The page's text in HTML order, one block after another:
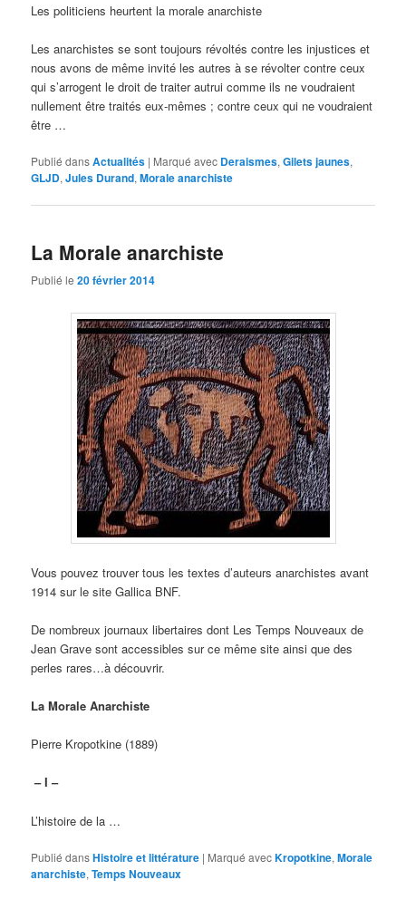
Les politiciens heurtent la morale anarchiste
Les anarchistes se sont toujours révoltés contre les injustices et
nous avons de même invité les autres à se révolter contre ceux
qui s’arrogent le droit de traiter autrui comme ils ne voudraient
nullement être traités eux-mêmes ; contre ceux qui ne voudraient
être …
Publié dansActualités | Marqué avec Deraismes,Gilets jaunes,
GLJD,Jules Durand,Morale anarchiste
La Morale anarchiste
Publié le20 février 2014
Vous pouvez trouver tous les textes d’auteurs anarchistes avant
1914 sur le site Gallica BNF.
De nombreux journaux libertaires dont Les Temps Nouveaux de
Jean Grave sont accessibles sur ce même site ainsi que des
perles rares…à découvrir.
La Morale Anarchiste
Pierre Kropotkine (1889)
– I –
L’histoire de la …
Publié dansHistoire et littérature | Marqué avecKropotkine,Morale
anarchiste,Temps Nouveaux